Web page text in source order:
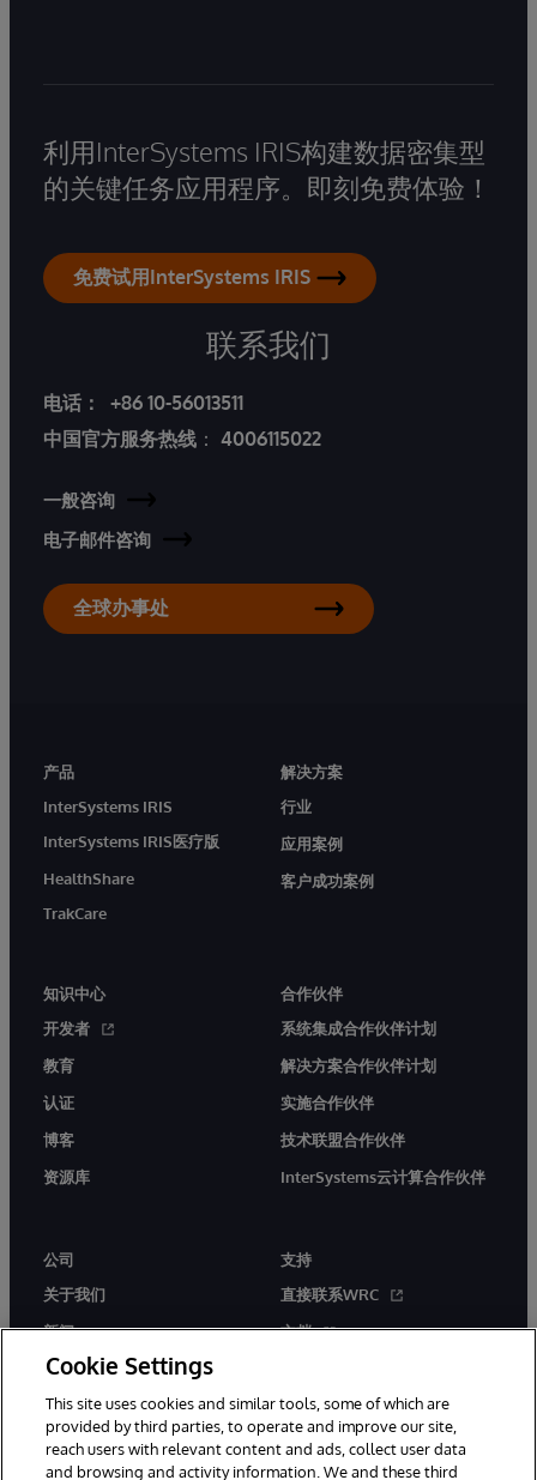
利用InterSystems IRIS构建数据密集型
的关键任务应用程序。即刻免费体验！
免费试用InterSystems IRIS
联系我们
电话：
+86 10-56013511
中国官方服务热线 ： 4006115022
一般咨询
电子邮件咨询
全球办事处
产品
InterSystems IRIS
InterSystems IRIS医疗版
HealthShare
TrakCare
解决方案
行业
应用案例
客户成功案例
知识中心
开发者
教育
认证
博客
资源库
合作伙伴
系统集成合作伙伴计划
解决方案合作伙伴计划
实施合作伙伴
技术联盟合作伙伴
InterSystems云计算合作伙伴
公司
关于我们
新闻
活动
工作机会
支持
直接联系WRC
文档
Cookie Settings
This site uses cookies and similar tools, some of which are
provided by third parties, to operate and improve our site,
reach users with relevant content and ads, collect user data
and browsing and activity information. We and these third